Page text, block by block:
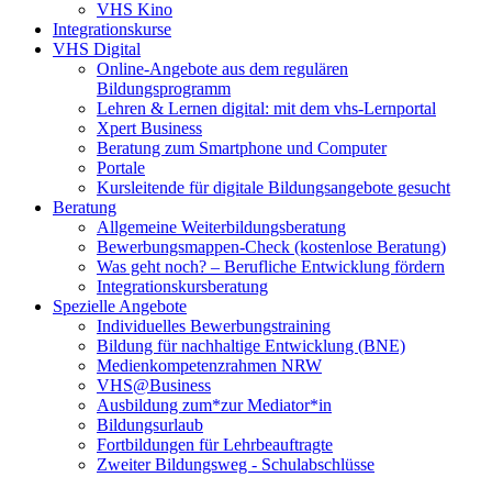
VHS Kino
Integrationskurse
VHS Digital
Online-Angebote aus dem regulären
Bildungsprogramm
Lehren & Lernen digital: mit dem vhs-Lernportal
Xpert Business
Beratung zum Smartphone und Computer
Portale
Kursleitende für digitale Bildungsangebote gesucht
Beratung
Allgemeine Weiterbildungsberatung
Bewerbungsmappen-Check (kostenlose Beratung)
Was geht noch? – Berufliche Entwicklung fördern
Integrationskursberatung
Spezielle Angebote
Individuelles Bewerbungstraining
Bildung für nachhaltige Entwicklung (BNE)
Medienkompetenzrahmen NRW
VHS@Business
Ausbildung zum*zur Mediator*in
Bildungsurlaub
Fortbildungen für Lehrbeauftragte
Zweiter Bildungsweg - Schulabschlüsse